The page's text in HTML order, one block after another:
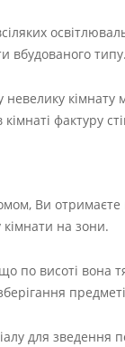
вбудованого типу.
фактуру
Ви отримаєте
кімнати на зони.
по висоті вона
для